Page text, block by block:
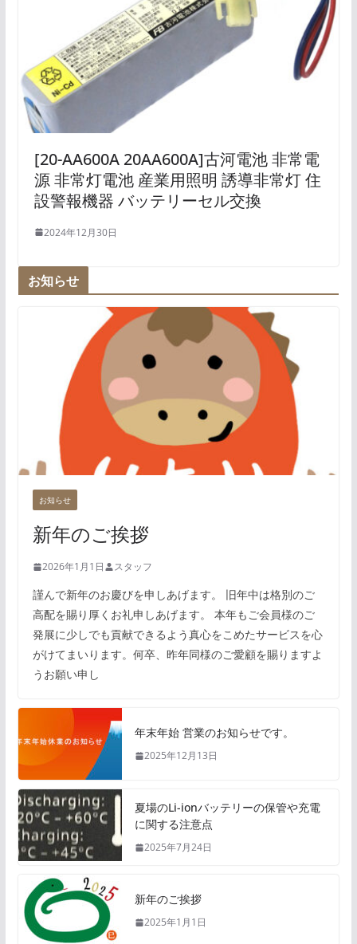
[20-AA600A 20AA600A]古河電池 非常電
源 非常灯電池 産業用照明 誘導非常灯 住
設警報機器 バッテリーセル交換
2024年12月30日
お知らせ
お知らせ
新年のご挨拶
2026年1月1日 スタッフ
謹んで新年のお慶びを申しあげます。 旧年中は格別のご
高配を賜り厚くお礼申しあげます。 本年もご会員様のご
発展に少しでも貢献できるよう真心をこめたサービスを心
がけてまいります。何卒、昨年同様のご愛顧を賜りますよ
うお願い申し
年末年始 営業のお知らせです。
2025年12月13日
夏場のLi-ionバッテリーの保管や充電
に関する注意点
2025年7月24日
新年のご挨拶
2025年1月1日